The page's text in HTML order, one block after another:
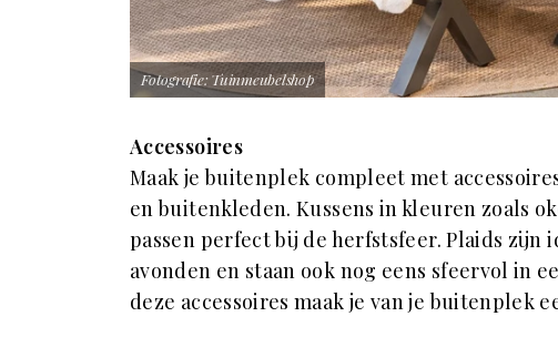
Fotografie: Tuinmeubelshop
Accessoires
Maak je buitenplek compleet met
en buitenkleden. Kussens in kleuren zoals
passen perfect bij de herfstsfeer. Plaids zijn
avonden en staan ook nog eens sfeervol in
deze accessoires maak je van je buitenplek